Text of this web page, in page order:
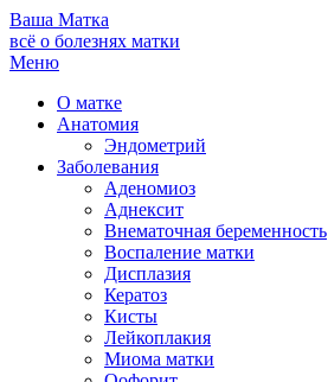
Ваша Матка
всё о болезнях матки
Меню
О матке
Анатомия
Эндометрий
Заболевания
Аденомиоз
Аднексит
Внематочная беременность
Воспаление матки
Дисплазия
Кератоз
Кисты
Лейкоплакия
Миома матки